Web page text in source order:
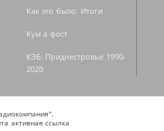
Как это было: Итоги
Кум а фост
КЭБ: Приднестровье 1990-
2020
активная ссылка